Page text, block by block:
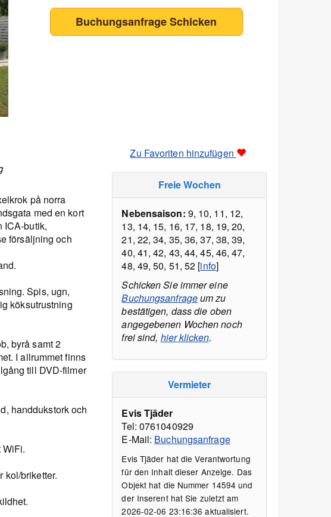
Buchungsanfrage Schicken
på norra
med en kort
ICA-butik,
försäljning och
Spis, ugn,
köksutrustning
byrå samt 2
I allrummet finns
till DVD-filmer
handdukstork och
WiFi.
kol/briketter.
Zu Favoriten hinzufügen
Freie Wochen
Nebensaison: 9, 10, 11, 12,
13, 14, 15, 16, 17, 18, 19, 20,
21, 22, 34, 35, 36, 37, 38, 39,
40, 41, 42, 43, 44, 45, 46, 47,
48, 49, 50, 51, 52 [info]
Schicken Sie immer eine
Buchungsanfrageum zu
bestätigen, dass die oben
angegebenen Wochen noch
frei sind, hier klicken.
Vermieter
Evis Tjäder
Tel: 0761040929
E-Mail: Buchungsanfrage
Evis Tjäder hat die Verantwortung
für den Inhalt dieser Anzeige. Das
Objekt hat die Nummer 14594 und
der Inserent hat Sie zuletzt am
2026-02-06 23:16:36 aktualisiert.